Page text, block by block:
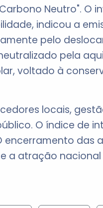
Neutro". O
indicou a
pelo
pela
voltado à
locais,
O índice de
encerramento das
a atração